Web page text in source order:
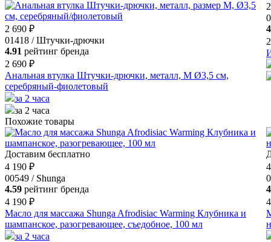
2 690 ₽
01418 / Штучки-дрючки
4.91 рейтинг бренда
2 690 ₽
Анальная втулка Штучки-дрючки, металл, M Ø3,5 см,
серебряный-фиолетовый
за 2 часа
за 2 часа
Похожие товары
Доставим бесплатно
4 190 ₽
00549 / Shunga
4.59 рейтинг бренда
4 190 ₽
Масло для массажа Shunga Afrodisiac Warming Клубника и
шампанское, разогревающее, съедобное, 100 мл
за 2 часа